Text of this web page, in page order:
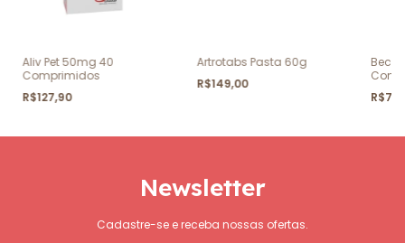
Aliv Pet 50mg 40
Comprimidos
R$127,90
Artrotabs Pasta 60g
R$149,00
Newsletter
Cadastre-se e receba nossas ofertas.